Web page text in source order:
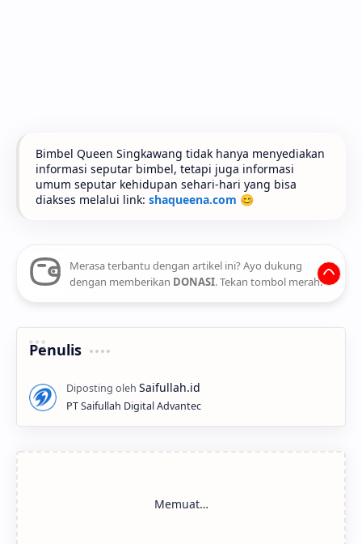
Bimbel Queen Singkawang tidak hanya menyediakan
informasi seputar bimbel, tetapi juga informasi
umum seputar kehidupan sehari-hari yang bisa
diakses melalui link: shaqueena.com 😊
Merasa terbantu dengan artikel ini? Ayo dukung
dengan memberikan DONASI. Tekan tombol merah.
Penulis
PT Saifullah Digital Advantec